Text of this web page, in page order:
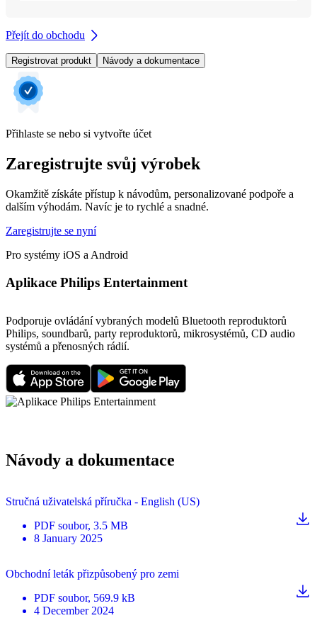
Přejít do obchodu
Registrovat produkt Návody a dokumentace
Přihlaste se nebo si vytvořte účet
Zaregistrujte svůj výrobek
Okamžitě získáte přístup k návodům, personalizované podpoře a
dalším výhodám. Navíc je to rychlé a snadné.
Zaregistrujte se nyní
Pro systémy iOS a Android
Aplikace Philips Entertainment
Podporuje ovládání vybraných modelů Bluetooth reproduktorů
Philips, soundbarů, party reproduktorů, mikrosystémů, CD audio
systémů a přenosných rádií.
Návody a dokumentace
Stručná uživatelská příručka - English (US)
PDF soubor, 3.5 MB
8 January 2025
Obchodní leták přizpůsobený pro zemi
PDF soubor, 569.9 kB
4 December 2024